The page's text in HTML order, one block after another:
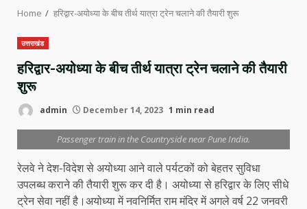
Home हरिद्वार-अयोध्या के बीच तीर्थ यात्रा ट्रेन चलाने की तैयारी शुरू
उत्तराखंड
हरिद्वार-अयोध्या के बीच तीर्थ यात्रा ट्रेन चलाने की तैयारी
शुरू
admin December 14, 2023 1 min read
Passenger train in the Countryside near Pune India.
रेलवे ने देश-विदेश से अयोध्या आने वाले पर्यटकों को बेहतर सुविधा
उपलब्ध कराने की तैयारी शुरू कर दी है। अयोध्या से हरिद्वार के लिए सीधे
ट्रेन सेवा नहीं है।अयोध्या में नवनिर्मित राम मंदिर में अगले वर्ष 22 जनवरी